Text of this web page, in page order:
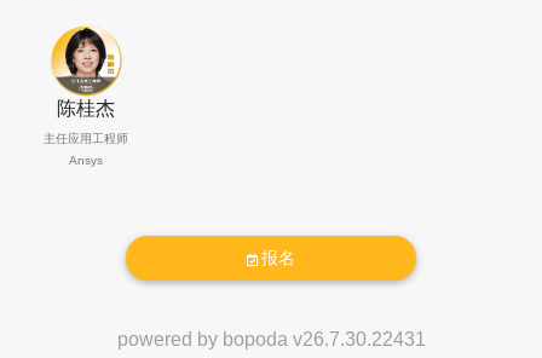
报名
影响计算精度和效率的关键环节。如何在保证结果准确
性的同时有效控制网格规模，是电池CFD建模过程中普
遍面临的挑战。
本次Webinar将结合典型电池包案例，介绍Fluent前处
等）的处理与网格划分方法、共节点与非共节点网格的
适用场景及连接方式，Interface连接技术，以及不同网
陈桂杰
主任应用工程师
Ansys
powered by bopoda v26.7.30.22431